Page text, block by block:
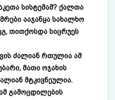
სისტემამ? ქალთა
ააჯანყა სახალხო
თითქოსდა სიცრუეს
ძალიან რთულია ამ
მათი ოჯახის
მტკივნეულია.
გამოცდილების